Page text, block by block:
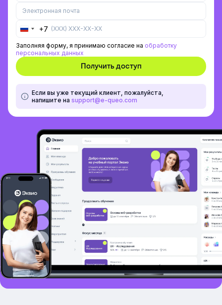
Russia
+7
Заполняя форму, я принимаю согласие на обработку
персональных данных
Если вы уже текущий клиент, пожалуйста,
напишите на support@e-queo.com